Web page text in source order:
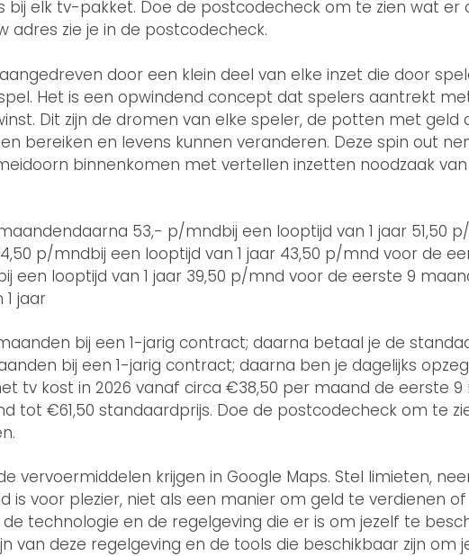
bij elk tv-pakket. Doe de postcodecheck om te zien wat er
adres zie je in de postcodecheck.
door een klein deel van elke inzet die door
Het is een opwindend concept dat spelers aantrekt
Dit zijn de dromen van elke speler, de potten met geld
bereiken en levens kunnen veranderen. Deze spin out
binnenkomen met vertellen inzetten noodzaak van
53,- p/mndbij een looptijd van 1 jaar 51,50
p/mndbij een looptijd van 1 jaar 43,50 p/mnd voor de
een looptijd van 1 jaar 39,50 p/mnd voor de eerste 9
jaar
bij een 1-jarig contract; daarna betaal je de
bij een 1-jarig contract; daarna ben je dagelijks
tv kost in 2026 vanaf circa €38,50 per maand de eerste
tot €61,50 standaardprijs. Doe de postcodecheck om te
vervoermiddelen krijgen in Google Maps. Stel limieten,
is voor plezier, niet als een manier om geld te verdienen
technologie en de regelgeving die er is om jezelf te
van deze regelgeving en de tools die beschikbaar zijn om